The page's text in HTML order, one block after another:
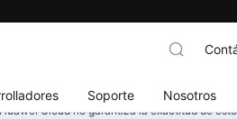
Soporte Nosotros
Cloud no garantiza la exactitud de